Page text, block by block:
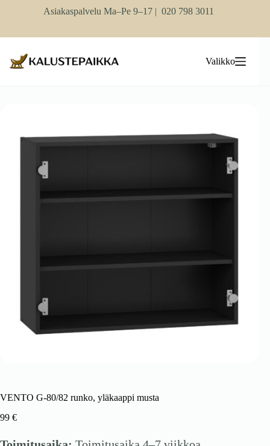
Asiakaspalvelu Ma–Pe 9–17 | 020 798 3011
Valikko
VENTO G-80/82 runko, yläkaappi musta
99 €